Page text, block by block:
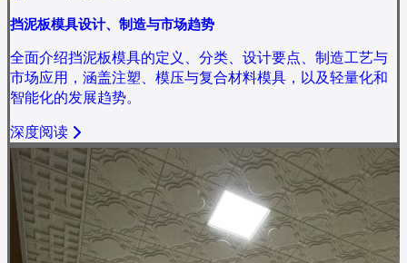
挡泥板模具设计、制造与市场趋势
全面介绍挡泥板模具的定义、分类、设计要点、制造工艺与
市场应用，涵盖注塑、模压与复合材料模具，以及轻量化和
智能化的发展趋势。
深度阅读